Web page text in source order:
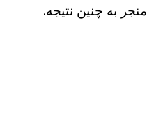
منجر به چنین نتیجه.